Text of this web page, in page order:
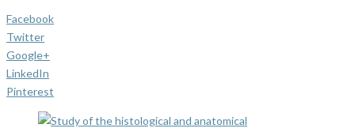
Facebook
Twitter
Google+
LinkedIn
Pinterest